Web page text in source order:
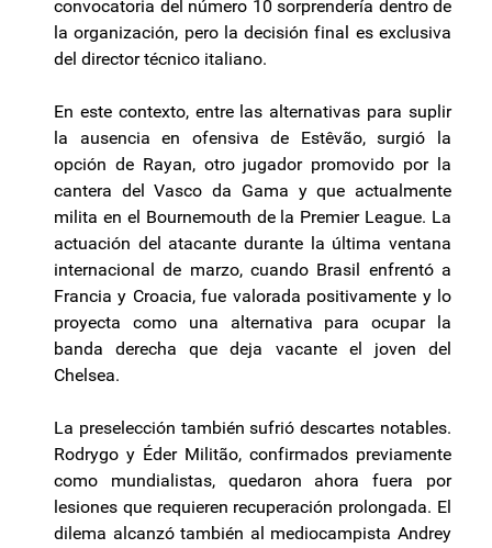
convocatoria del número 10 sorprendería dentro de
la organización, pero la decisión final es exclusiva
del director técnico italiano.
En este contexto, entre las alternativas para suplir
la ausencia en ofensiva de Estêvão, surgió la
opción de Rayan, otro jugador promovido por la
cantera del Vasco da Gama y que actualmente
milita en el Bournemouth de la Premier League. La
actuación del atacante durante la última ventana
internacional de marzo, cuando Brasil enfrentó a
Francia y Croacia, fue valorada positivamente y lo
proyecta como una alternativa para ocupar la
banda derecha que deja vacante el joven del
Chelsea.
La preselección también sufrió descartes notables.
Rodrygo y Éder Militão, confirmados previamente
como mundialistas, quedaron ahora fuera por
lesiones que requieren recuperación prolongada. El
dilema alcanzó también al mediocampista Andrey